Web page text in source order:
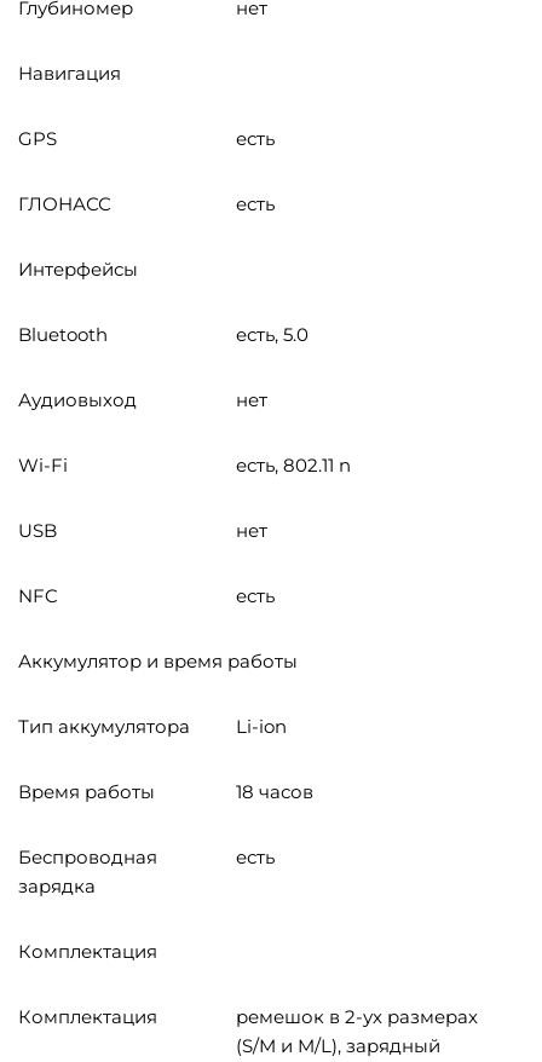
Глубиномер нет
Навигация
GPS есть
ГЛОНАСС есть
Интерфейсы
Bluetooth есть, 5.0
Аудиовыход нет
Wi-Fi есть, 802.11 n
USB нет
NFC есть
Аккумулятор и время работы
Тип аккумулятора Li-ion
Время работы 18 часов
Беспроводная
зарядка
есть
Комплектация
Комплектация
ремешок в 2-ух размерах
(S/M и M/L), зарядный